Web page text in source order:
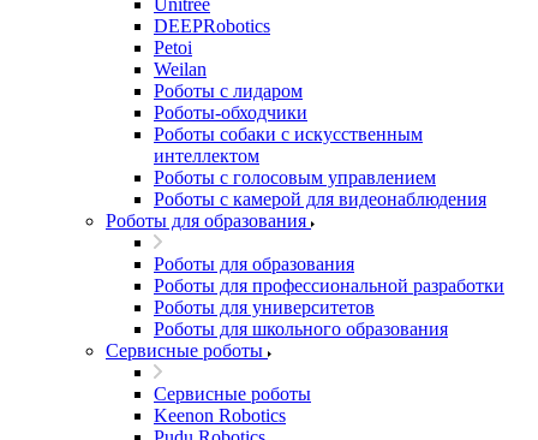
DEEPRobotics
Petoi
Weilan
Роботы с лидаром
Роботы-обходчики
Роботы собаки с искусственным
интеллектом
Роботы с голосовым управлением
Роботы с камерой для видеонаблюдения
Роботы для образования
Роботы для образования
Роботы для профессиональной разработки
Роботы для университетов
Роботы для школьного образования
Сервисные роботы
Сервисные роботы
Keenon Robotics